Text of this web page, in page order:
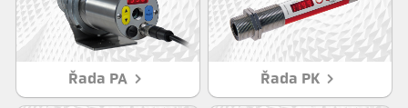
Řada PA Řada PK